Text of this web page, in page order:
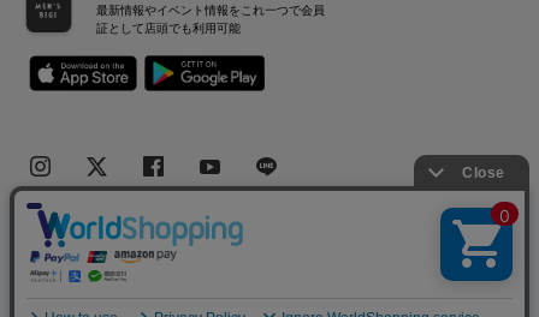
最新情報やイベント情報をこれ一つで会員
証として店頭でも利用可能
Copyright(C) Bigi Co.,Ltd.All Rights Reserved.